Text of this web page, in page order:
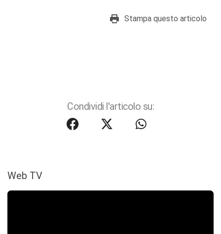
Stampa questo articolo
Condividi l'articolo su:
Web TV